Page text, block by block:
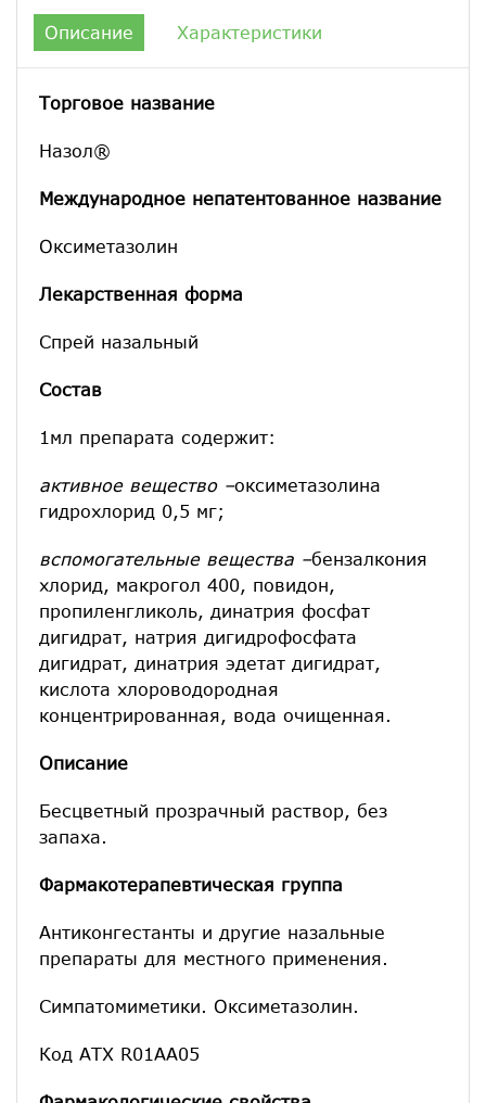
Описание Характеристики
Торговое название
Назол®
Международное непатентованное название
Оксиметазолин
Лекарственная форма
Спрей назальный
Состав
1мл препарата содержит:
активное вещество –оксиметазолина
гидрохлорид 0,5 мг;
вспомогательные вещества –бензалкония
хлорид, макрогол 400, повидон,
пропиленгликоль, динатрия фосфат
дигидрат, натрия дигидрофосфата
дигидрат, динатрия эдетат дигидрат,
кислота хлороводородная
концентрированная, вода очищенная.
Описание
Бесцветный прозрачный раствор, без
запаха.
Фармакотерапевтическая группа
Антиконгестанты и другие назальные
препараты для местного применения.
Симпатомиметики. Оксиметазолин.
Код АТХ R01АА05